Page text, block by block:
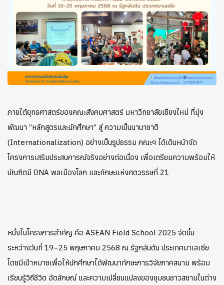
ภายใต้ยุทธศาสตร์ของคณะสังคมศาสตร์ มหาวิทยาลัยเชียงใหม่ ที่มุ่ง
พัฒนา “หลักสูตรและนักศึกษา” สู่ ความเป็นนานาชาติ
(Internationalization) อย่างเป็นรูปธรรม คณะฯ ได้เดินหน้าจัด
โครงการเสริมประสบการณ์จริงอย่างต่อเนื่อง เพื่อเตรียมความพร้อมให้
บัณฑิตมี DNA พลเมืองโลก และทักษะแห่งศตวรรษที่ 21
หนึ่งในโครงการสำคัญ คือ ASEAN Field School 2025 จัดขึ้น
ระหว่างวันที่ 19–25 พฤษภาคม 2568 ณ รัฐกลันตัน ประเทศมาเลเซีย
โดยมีเป้าหมายเพื่อให้นักศึกษาได้พัฒนาทักษะการวิจัยภาคสนาม พร้อม
เรียนรู้วิถีชีวิต อัตลักษณ์ และความเปลี่ยนแปลงของชุมชนชาวสยามในต่าง